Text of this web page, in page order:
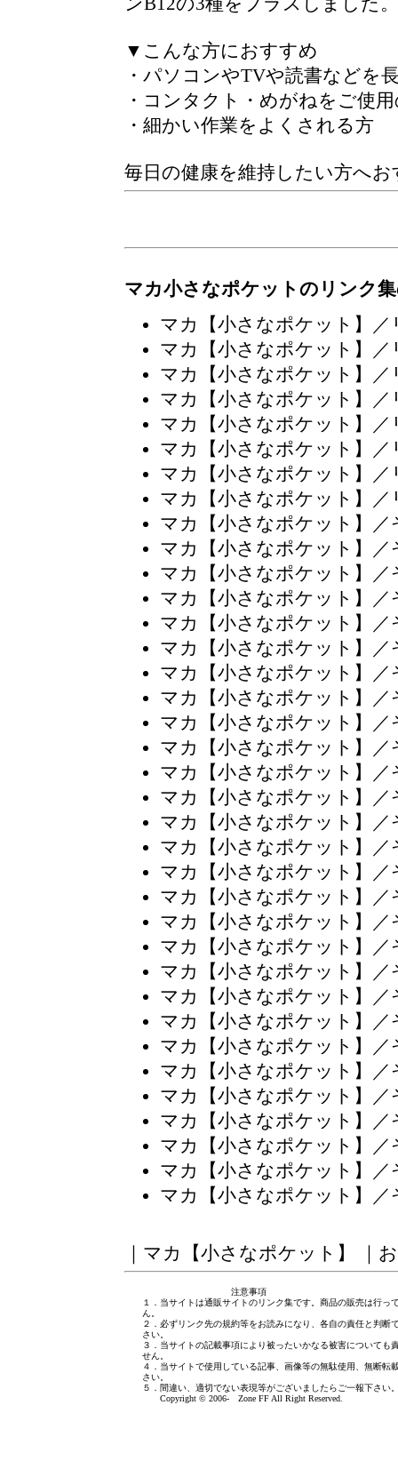
▼こんな方におすすめ
・パソコンやTVや読書などを
・コンタクト・めがねをご使
・細かい作業をよくされる方
毎日の健康を維持したい方へ
マカ小さなポケットのリンク
マカ【小さなポケット】／
マカ【小さなポケット】／
マカ【小さなポケット】／
マカ【小さなポケット】／
マカ【小さなポケット】／
マカ【小さなポケット】／
マカ【小さなポケット】／
マカ【小さなポケット】／
マカ【小さなポケット】／
マカ【小さなポケット】／
マカ【小さなポケット】／
マカ【小さなポケット】／
マカ【小さなポケット】／
マカ【小さなポケット】／
マカ【小さなポケット】／
マカ【小さなポケット】／
マカ【小さなポケット】／
マカ【小さなポケット】／
マカ【小さなポケット】／
マカ【小さなポケット】／
マカ【小さなポケット】／
マカ【小さなポケット】／
マカ【小さなポケット】／
マカ【小さなポケット】／
マカ【小さなポケット】／
マカ【小さなポケット】／
マカ【小さなポケット】／
マカ【小さなポケット】／
マカ【小さなポケット】／
マカ【小さなポケット】／
マカ【小さなポケット】／
マカ【小さなポケット】／
マカ【小さなポケット】／
マカ【小さなポケット】／
マカ【小さなポケット】／
マカ【小さなポケット】／
｜ マカ【小さなポケット】 ｜
注意事項
１．当サイトは通販サイトのリンク集です。商品の販売は行っ
ん。
２．必ずリンク先の規約等をお読みになり、各自の責任と判断
さい。
３．当サイトの記載事項により被ったいかなる被害についても
せん。
４．当サイトで使用している記事、画像等の無駄使用、無断転
さい。
５．間違い、適切でない表現等がございましたら ご一報下さい
Copyright © 2006- Zone FF All Right Reserved.